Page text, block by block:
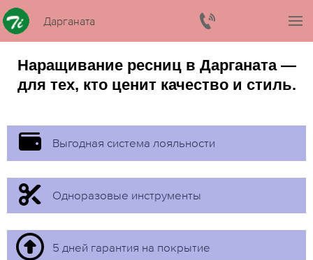
Дарганата
Наращивание ресниц в Дарганата —
для тех, кто ценит качество и стиль.
Выгодная система лояльности
Одноразовые инструменты
5 дней гарантия на покрытие